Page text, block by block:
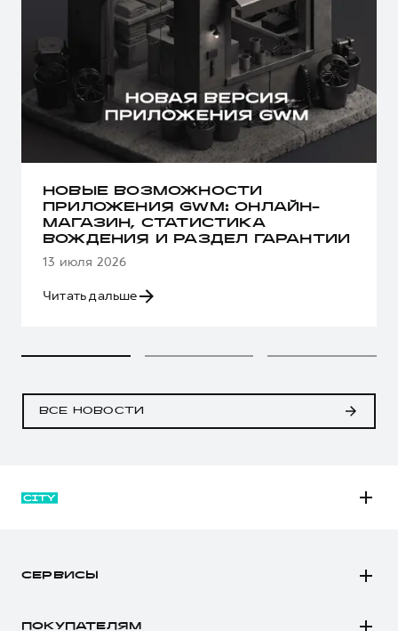
НОВЫЕ ВОЗМОЖНОСТИ
ПРИЛОЖЕНИЯ GWM: ОНЛАЙН-
МАГАЗИН, СТАТИСТИКА
ВОЖДЕНИЯ И РАЗДЕЛ ГАРАНТИИ
13 июля 2026
Читать дальше
ВСЕ НОВОСТИ
СЕРВИСЫ
ПОКУПАТЕЛЯМ